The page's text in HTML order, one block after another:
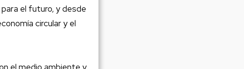
el futuro, y desde
circular y el